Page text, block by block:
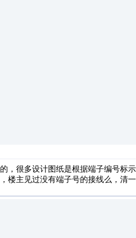
，很多设计图纸是根据端子编号标
楼主见过没有端子号的接线么，清